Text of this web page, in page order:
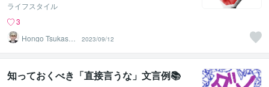
ライフスタイル
3
Hongo Tsukasa
（本郷 司）
2023/09/12
知っておくべき「直接言うな」文言例📚